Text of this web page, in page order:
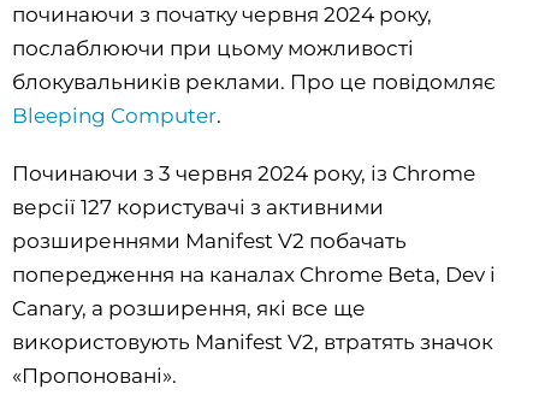
починаючи з початку червня 2024 року,
послаблюючи при цьому можливості
блокувальників реклами. Про це повідомляє
Bleeping Computer.
Починаючи з 3 червня 2024 року, із Chrome
версії 127 користувачі з активними
розширеннями Manifest V2 побачать
попередження на каналах Chrome Beta, Dev і
Canary, а розширення, які все ще
використовують Manifest V2, втратять значок
«Пропоновані».